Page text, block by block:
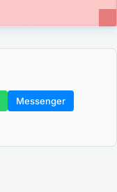
Messenger